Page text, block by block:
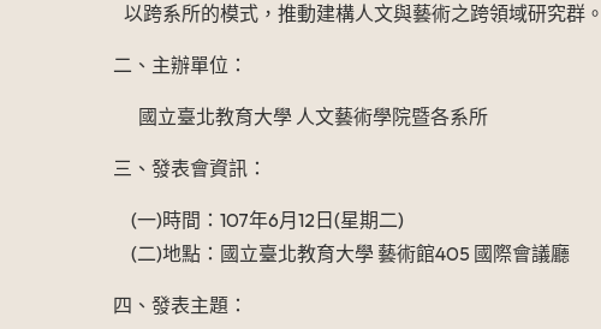
以跨系所的模式，推動建構人文與藝術之跨領域研究群。
二、主辦單位：
國立臺北教育大學 人文藝術學院暨各系所
三、發表會資訊：
(一)時間：107年6月12日(星期二)
(二)地點：國立臺北教育大學 藝術館405 國際會議廳
四、發表主題：